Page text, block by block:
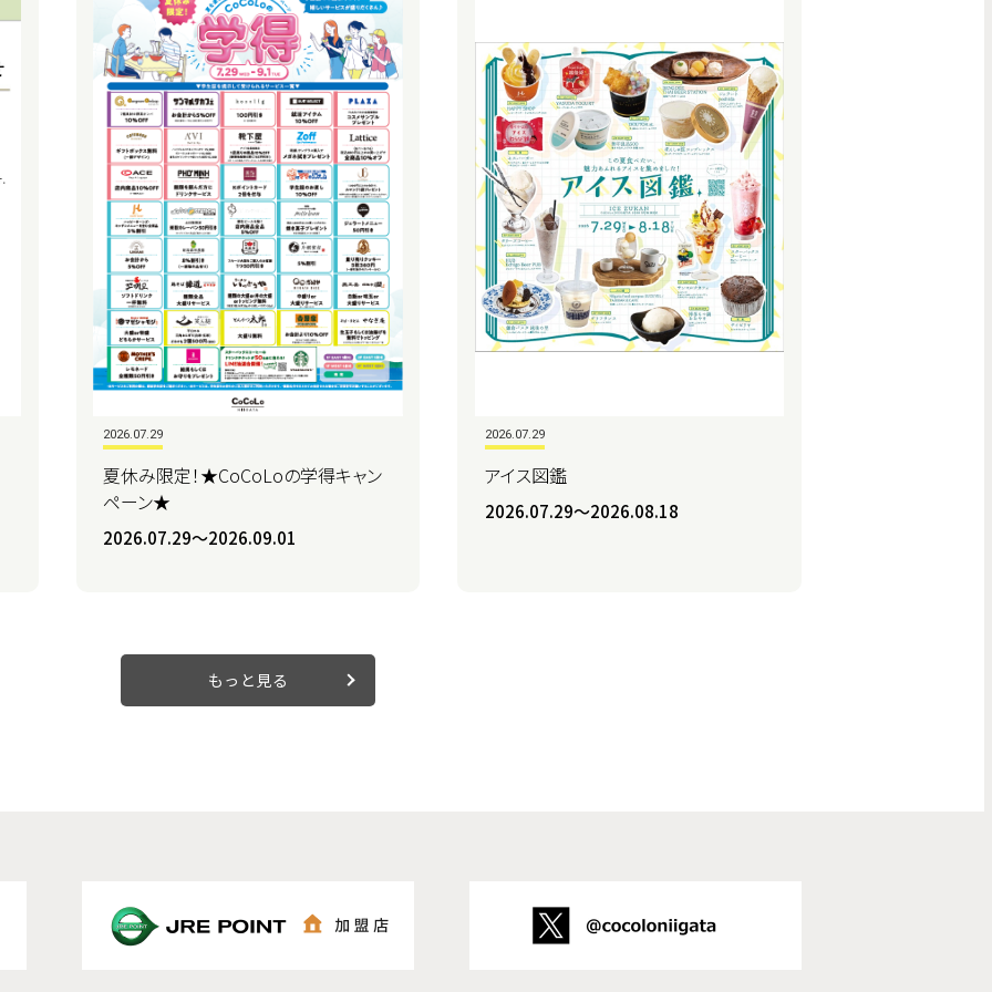
2026.07.29
夏休み限定！★CoCoLoの学得キャン
ペーン★
2026.07.29〜2026.09.01
2026.07.29
アイス図鑑
2026.07.29〜2026.08.18
もっと見る